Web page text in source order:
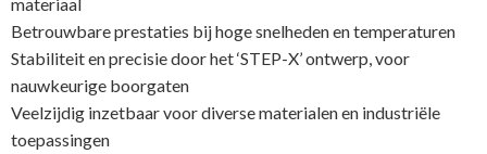
Betrouwbare prestaties bij hoge snelheden en temperaturen
Stabiliteit en precisie door het ‘STEP-X’ ontwerp, voor
nauwkeurige boorgaten
Veelzijdig inzetbaar voor diverse materialen en industriële
toepassingen